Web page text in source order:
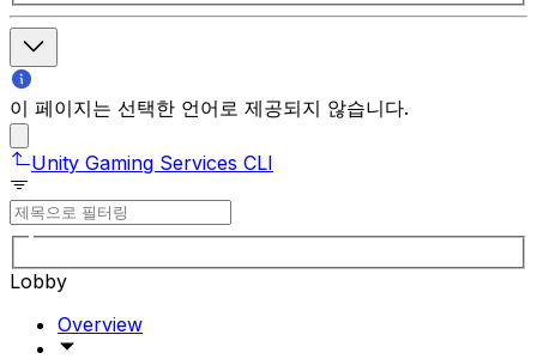
이 페이지는 선택한 언어로 제공되지 않습니다.
Unity Gaming Services CLI
Lobby
Overview